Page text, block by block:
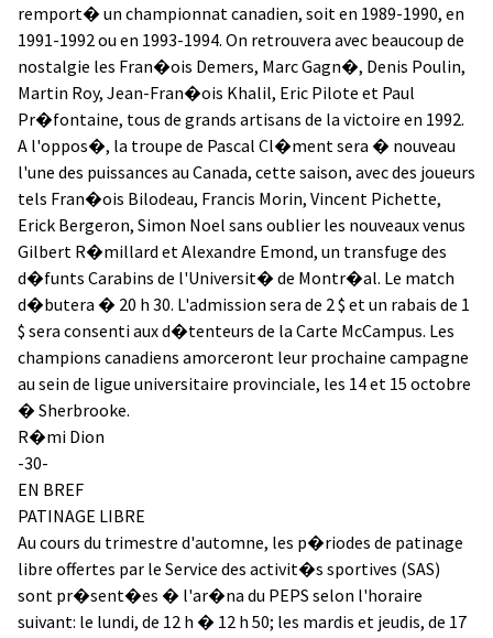
remport� un championnat canadien, soit en 1989-1990, en
1991-1992 ou en 1993-1994. On retrouvera avec beaucoup de
nostalgie les Fran�ois Demers, Marc Gagn�, Denis Poulin,
Martin Roy, Jean-Fran�ois Khalil, Eric Pilote et Paul
Pr�fontaine, tous de grands artisans de la victoire en 1992.
A l'oppos�, la troupe de Pascal Cl�ment sera � nouveau
l'une des puissances au Canada, cette saison, avec des joueurs
tels Fran�ois Bilodeau, Francis Morin, Vincent Pichette,
Erick Bergeron, Simon Noel sans oublier les nouveaux venus
Gilbert R�millard et Alexandre Emond, un transfuge des
d�funts Carabins de l'Universit� de Montr�al. Le match
d�butera � 20 h 30. L'admission sera de 2 $ et un rabais de 1
$ sera consenti aux d�tenteurs de la Carte McCampus. Les
champions canadiens amorceront leur prochaine campagne
au sein de ligue universitaire provinciale, les 14 et 15 octobre
� Sherbrooke.
R�mi Dion
-30-
EN BREF
PATINAGE LIBRE
Au cours du trimestre d'automne, les p�riodes de patinage
libre offertes par le Service des activit�s sportives (SAS)
sont pr�sent�es � l'ar�na du PEPS selon l'horaire
suivant: le lundi, de 12 h � 12 h 50; les mardis et jeudis, de 17